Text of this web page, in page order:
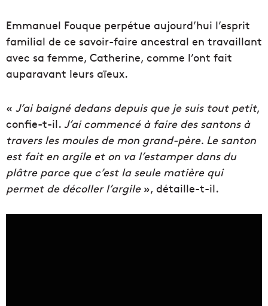
Emmanuel Fouque perpétue aujourd’hui l’esprit
familial de ce savoir-faire ancestral en travaillant
avec sa femme, Catherine, comme l’ont fait
auparavant leurs aïeux.
« J’ai baigné dedans depuis que je suis tout petit,
confie-t-il. J’ai commencé à faire des santons à
travers les moules de mon grand-père. Le santon
est fait en argile et on va l’estamper dans du
plâtre parce que c’est la seule matière qui
permet de décoller l’argile», détaille-t-il.